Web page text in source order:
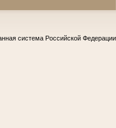
система Российской